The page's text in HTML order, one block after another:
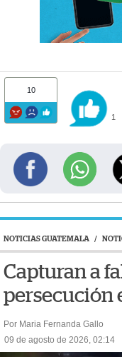
10
1
NOTICIAS GUATEMALA /
Capturan a
persecución
Por Maria Fernanda Gallo
09 de agosto de 2026, 02:14